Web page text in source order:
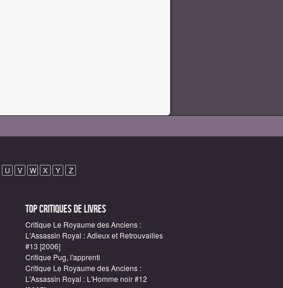
U V W X Y Z
Top critiques de Livres
Critique Le Royaume des Anciens :
L'Assassin Royal : Adieux et Retrouvailles
#13 [2006]
Critique Pug, l'apprenti
Critique Le Royaume des Anciens :
L'Assassin Royal : L'Homme noir #12